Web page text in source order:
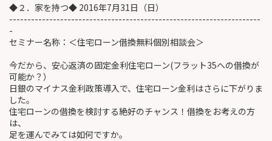
◆２．家を持つ◆ 2016年7月31日（日）
---------------------------------------------------------------------
-
セミナー名称：＜住宅ローン借換無料個別相談会＞
今だから、安心返済の固定金利住宅ローン(フラット35への借換が
可能か？）
日銀のマイナス金利政策導入で、住宅ローン金利はさらに下がりま
した。
住宅ローンの借換を検討する絶好のチャンス！借換をお考えの方
は、
足を運んでみては如何ですか。